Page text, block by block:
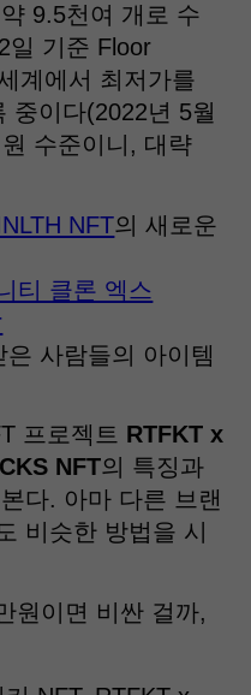
9.5천여 개로 수
일 기준 Floor
계에서 최저가를
중이다(2022년 5월
수준이니, 대략
NFT의 새로운
티 클론 엑스
사람들의 아이템
프로젝트 RTFKT x
NFT의 특징과
다. 아마 다른 브랜
비슷한 방법을 시
원이면 비싼 걸까,